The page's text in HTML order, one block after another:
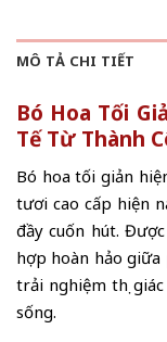
MÔ TẢ CHI TIẾT
Bó Hoa Tối
Tế Từ Thành
Bó hoa tối giản
tươi cao cấp hiện
đầy cuốn hút.
hợp hoàn hảo giữa
trải nghiệm thị
sống.